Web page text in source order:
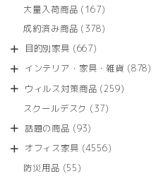
商
の
商
大量入荷商品 167167
の
成約済み商品 378378
商
目的別家具 667667
の
商
インテリア・家具・雑貨 878878
ウィルス対策商品 259259
スクールデスク 3737
商
話題の商品 9393
の
オフィス家具 45564556
防災用品 5555